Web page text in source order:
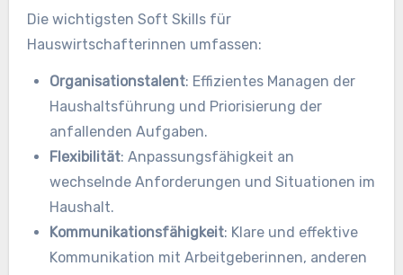
Die wichtigsten Soft Skills für
Hauswirtschafterinnen umfassen:
Organisationstalent: Effizientes Managen der
Haushaltsführung und Priorisierung der
anfallenden Aufgaben.
Flexibilität: Anpassungsfähigkeit an
wechselnde Anforderungen und Situationen im
Haushalt.
Kommunikationsfähigkeit: Klare und effektive
Kommunikation mit Arbeitgeberinnen, anderen